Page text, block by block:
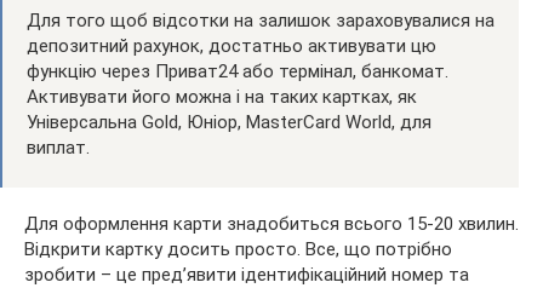
Для того щоб відсотки на залишок зараховувалися на
депозитний рахунок, достатньо активувати цю
функцію через Приват24 або термінал, банкомат.
Активувати його можна і на таких картках, як
Універсальна Gold, Юніор, MasterCard World, для
виплат.
Для оформлення карти знадобиться всього 15-20 хвилин.
Відкрити картку досить просто. Все, що потрібно
зробити – це пред’явити ідентифікаційний номер та